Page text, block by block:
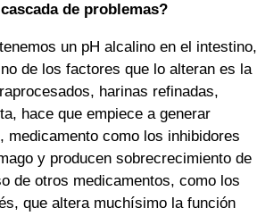
de problemas?
un pH alcalino en el intestino,
de los factores que lo alteran es la
harinas refinadas,
hace que empiece a generar
como los inhibidores
y producen sobrecrecimiento de
de otros medicamentos, como los
que altera muchísimo la función